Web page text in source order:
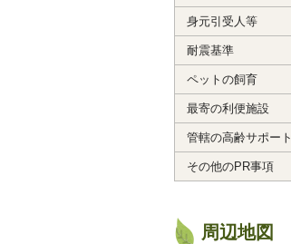
身元引受人等
耐震基準
ペットの飼育
最寄の利便施設
管轄の高齢サポート
その他のPR事項
周辺地図